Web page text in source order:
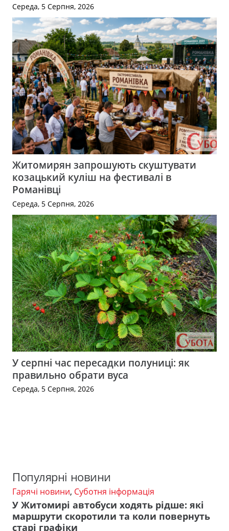
Середа, 5 Серпня, 2026
Житомирян запрошують скуштувати
козацький куліш на фестивалі в
Романівці
Середа, 5 Серпня, 2026
У серпні час пересадки полуниці: як
правильно обрати вуса
Середа, 5 Серпня, 2026
Популярні новини
Гарячі новини, Суботня інформація
У Житомирі автобуси ходять рідше: які
маршрути скоротили та коли повернуть
старі графіки